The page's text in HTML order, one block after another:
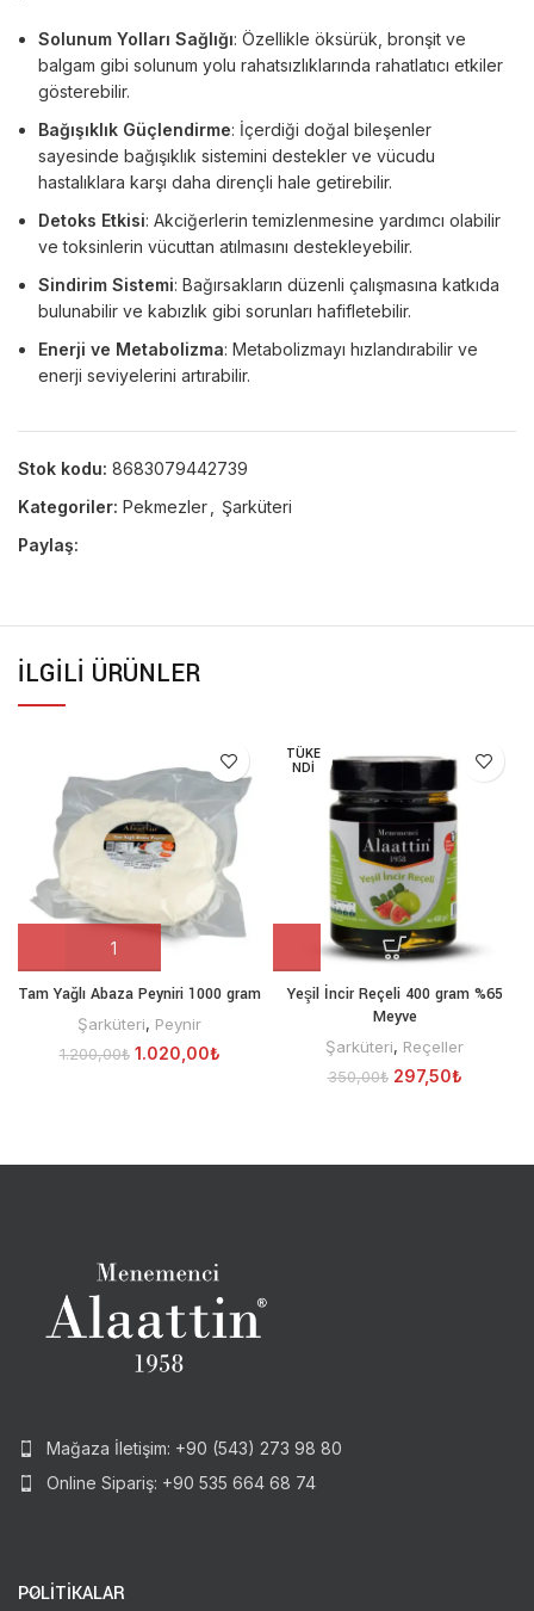
Solunum Yolları Sağlığı: Özellikle öksürük, bronşit ve
balgam gibi solunum yolu rahatsızlıklarında rahatlatıcı etkiler
gösterebilir.
Bağışıklık Güçlendirme: İçerdiği doğal bileşenler
sayesinde bağışıklık sistemini destekler ve vücudu
hastalıklara karşı daha dirençli hale getirebilir.
Detoks Etkisi: Akciğerlerin temizlenmesine yardımcı olabilir
ve toksinlerin vücuttan atılmasını destekleyebilir.
Sindirim Sistemi: Bağırsakların düzenli çalışmasına katkıda
bulunabilir ve kabızlık gibi sorunları hafifletebilir.
Enerji ve Metabolizma: Metabolizmayı hızlandırabilir ve
enerji seviyelerini artırabilir.
Stok kodu: 8683079442739
Kategoriler: Pekmezler
Şarküteri
Paylaş:
İLGILI ÜRÜNLER
Tam Yağlı Abaza Peyniri 1000 gram
Şarküteri, Peynir
1.200,00₺ 1.020,00₺
TÜKE
NDI
Yeşil İncir Reçeli 400 gram %65
Meyve
Şarküteri, Reçeller
350,00₺ 297,50₺
Mağaza İletişim: +90 (543) 273 98 80
Online Sipariş: +90 535 664 68 74
POLİTİKALAR